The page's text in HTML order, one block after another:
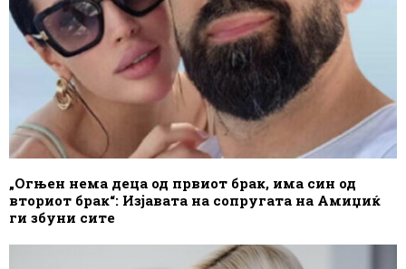
„Огњен нема деца од првиот брак, има син од
вториот брак“: Изјавата на сопругата на Амиџиќ
ги збуни сите